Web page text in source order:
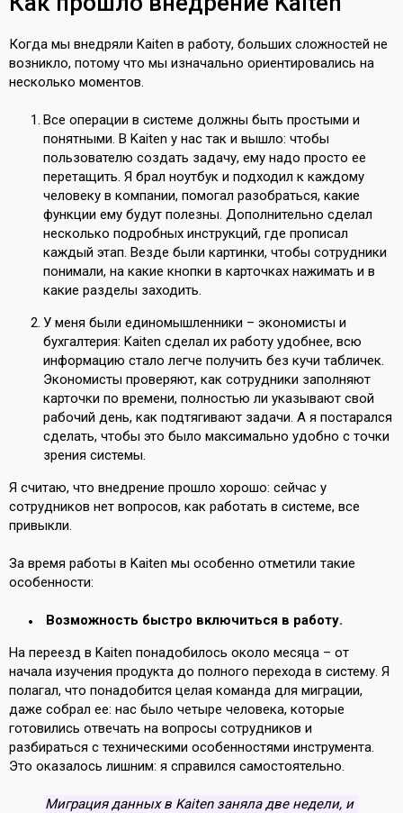
Когда мы внедряли Kaiten в работу, больших сложностей не
возникло, потому что мы изначально ориентировались на
несколько моментов.
Все операции в системе должны быть простыми и
понятными. В Kaiten у нас так и вышло: чтобы
пользователю создать задачу, ему надо просто ее
перетащить. Я брал ноутбук и подходил к каждому
человеку в компании, помогал разобраться, какие
функции ему будут полезны. Дополнительно сделал
несколько подробных инструкций, где прописал
каждый этап. Везде были картинки, чтобы сотрудники
понимали, на какие кнопки в карточках нажимать и в
какие разделы заходить.
У меня были единомышленники – экономисты и
бухгалтерия: Kaiten сделал их работу удобнее, всю
информацию стало легче получить без кучи табличек.
Экономисты проверяют, как сотрудники заполняют
карточки по времени, полностью ли указывают свой
рабочий день, как подтягивают задачи. А я постарался
сделать, чтобы это было максимально удобно с точки
зрения системы.
Я считаю, что внедрение прошло хорошо: сейчас у
сотрудников нет вопросов, как работать в системе, все
привыкли.
За время работы в Kaiten мы особенно отметили такие
особенности:
Возможность быстро включиться в работу.
На переезд в Kaiten понадобилось около месяца – от
начала изучения продукта до полного перехода в систему. Я
полагал, что понадобится целая команда для миграции,
даже собрал ее: нас было четыре человека, которые
готовились отвечать на вопросы сотрудников и
разбираться с техническими особенностями инструмента.
Это оказалось лишним: я справился самостоятельно.
Миграция данных в Kaiten заняла две недели, и